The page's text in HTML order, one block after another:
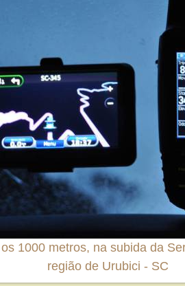
1000 metros, na subida da
região de Urubici - SC